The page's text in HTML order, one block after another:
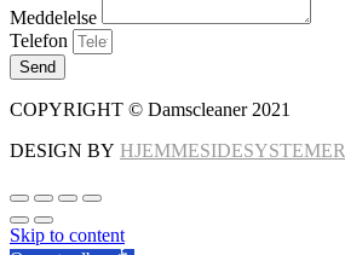
Meddelelse
Telefon
Send
COPYRIGHT © Damscleaner 2021
DESIGN BY HJEMMESIDESYSTEMER
Skip to content